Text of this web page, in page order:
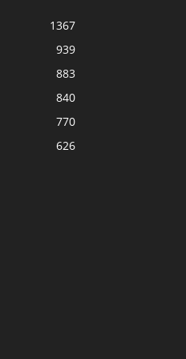
1367
939
883
840
770
626